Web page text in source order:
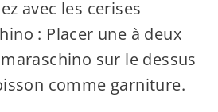
avec les cerises
: Placer une à deux
sur le dessus
comme garniture.